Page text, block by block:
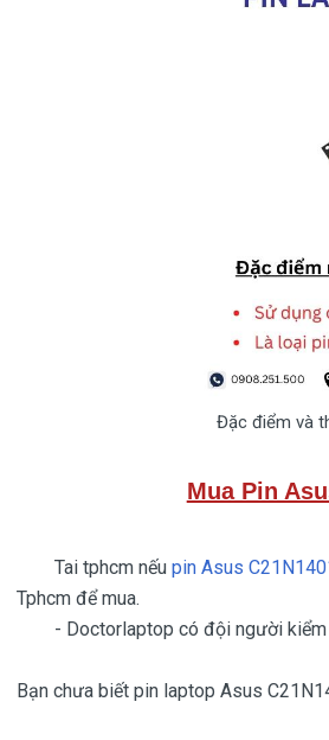
Đặc điểm và
Mua Pin
Tai tphcm nếu pin Asus
Tphcm để mua.
- Doctorlaptop có đội người kiểm
Bạn chưa biết pin laptop Asus